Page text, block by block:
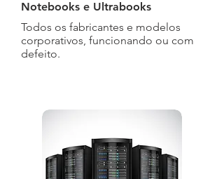
Notebooks e Ultrabooks
Todos os fabricantes e modelos
corporativos, funcionando ou com
defeito.